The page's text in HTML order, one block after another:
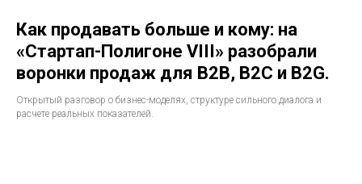
Как продавать больше и кому: на
«Стартап-Полигоне VIII» разобрали
воронки продаж для B2B, B2C и B2G.
Открытый разговор о бизнес-моделях, структуре сильного диалога и
расчете реальных показателей.